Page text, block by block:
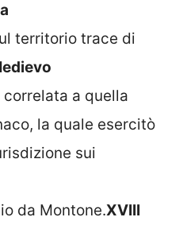
territorio trace di
a quella
la quale esercitò
sui
da Montone.XVIII